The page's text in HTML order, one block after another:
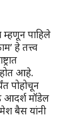
पाहिले
हे तत्त्व
आहे.
पोहोचून
आदर्श मॉडेल
बैस यांनी